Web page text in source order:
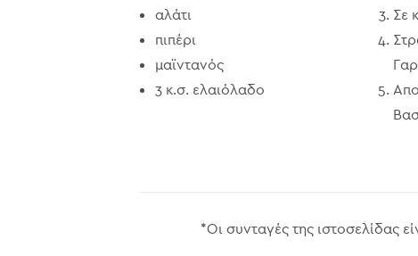
αλάτι
πιπέρι
μαϊντανός
3 κ.σ. ελαιόλαδο
Σε
*Οι συνταγές της ιστοσελίδας